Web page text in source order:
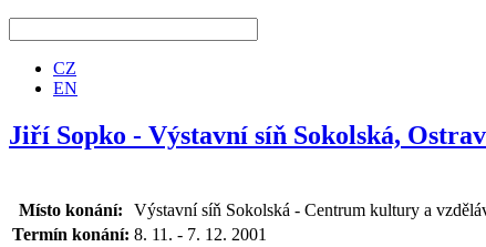
CZ
EN
Jiří Sopko - Výstavní síň Sokolská,
Místo konání:
Výstavní síň Sokolská - Centrum kultury a
Termín konání: 8. 11. - 7. 12. 2001